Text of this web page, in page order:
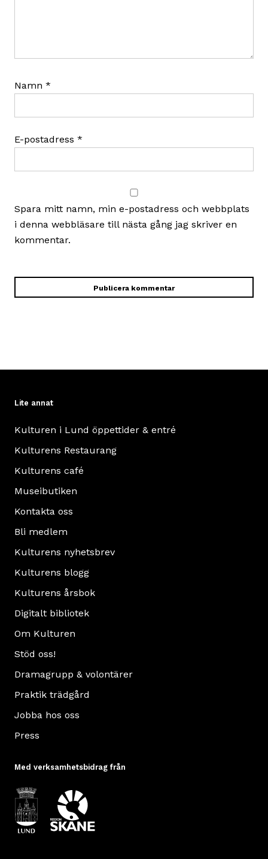
Namn *
E-postadress *
Spara mitt namn, min e-postadress och webbplats
i denna webbläsare till nästa gång jag skriver en
kommentar.
Lite annat
Kulturen i Lund öppettider & entré
Kulturens Restaurang
Kulturens café
Museibutiken
Kontakta oss
Bli medlem
Kulturens nyhetsbrev
Kulturens blogg
Kulturens årsbok
Digitalt bibliotek
Om Kulturen
Stöd oss!
Dramagrupp & volontärer
Praktik trädgård
Jobba hos oss
Press
Med verksamhetsbidrag från